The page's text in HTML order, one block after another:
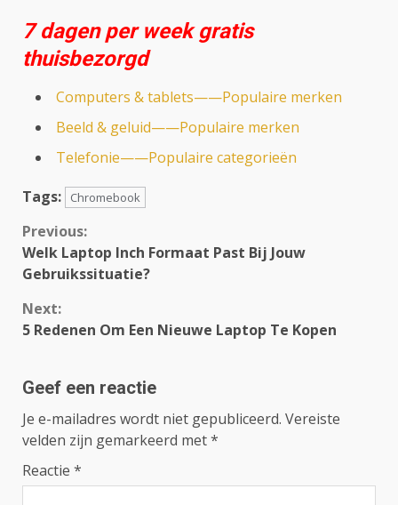
7 dagen per week gratis
thuisbezorgd
Computers & tablets——Populaire merken
Beeld & geluid——Populaire merken
Telefonie——Populaire categorieën
Tags:
Chromebook
Continue
Reading
Previous:
Welk Laptop Inch Formaat Past Bij Jouw
Gebruikssituatie?
Next:
5 Redenen Om Een Nieuwe Laptop Te Kopen
Geef een reactie
Je e-mailadres wordt niet gepubliceerd. Vereiste
velden zijn gemarkeerd met*
Reactie *